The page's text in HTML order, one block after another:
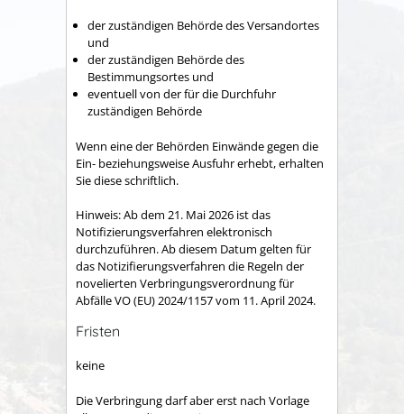
der zuständigen Behörde des Versandortes
und
der zuständigen Behörde des
Bestimmungsortes und
eventuell von der für die Durchfuhr
zuständigen Behörde
Wenn eine der Behörden Einwände gegen die
Ein- beziehungsweise Ausfuhr erhebt, erhalten
Sie diese schriftlich.
Hinweis: Ab dem 21. Mai 2026 ist das
Notifizierungsverfahren elektronisch
durchzuführen. Ab diesem Datum gelten für
das Notizifierungsverfahren die Regeln der
novelierten Verbringungsverordnung für
Abfälle VO (EU) 2024/1157 vom 11. April 2024.
Fristen
keine
Die Verbringung darf aber erst nach Vorlage